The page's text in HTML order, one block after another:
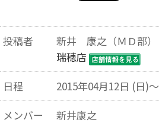
投稿者
新井 康之（ＭＤ部）
瑞穂店
日程
2015年04月12日 (日)～
メンバー
新井康之